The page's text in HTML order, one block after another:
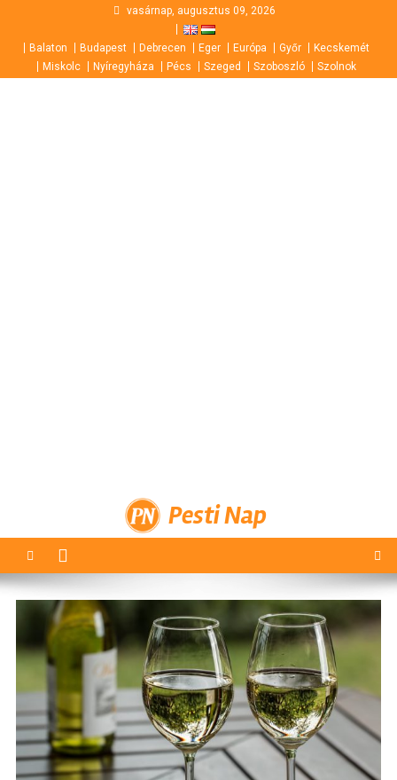
content
vasárnap, augusztus 09, 2026
Balaton Budapest Debrecen Eger Európa Győr
Kecskemét
Miskolc
Nyíregyháza Pécs Szeged Szoboszló Szolnok
Pesti Nap